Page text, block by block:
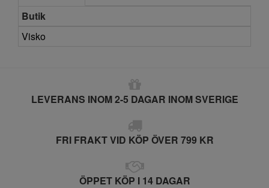
Butik
Visko
LEVERANS INOM 2-5 DAGAR INOM SVERIGE
FRI FRAKT VID KÖP ÖVER 799 KR
ÖPPET KÖP I 14 DAGAR